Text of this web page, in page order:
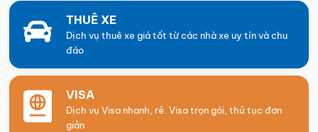
THUÊ XE
Dịch vụ thuê xe giá tốt từ các nhà xe uy tín và chu
đáo
VISA
Dịch vụ Visa nhanh, rẻ. Visa trọn gói, thủ tục đơn
giản